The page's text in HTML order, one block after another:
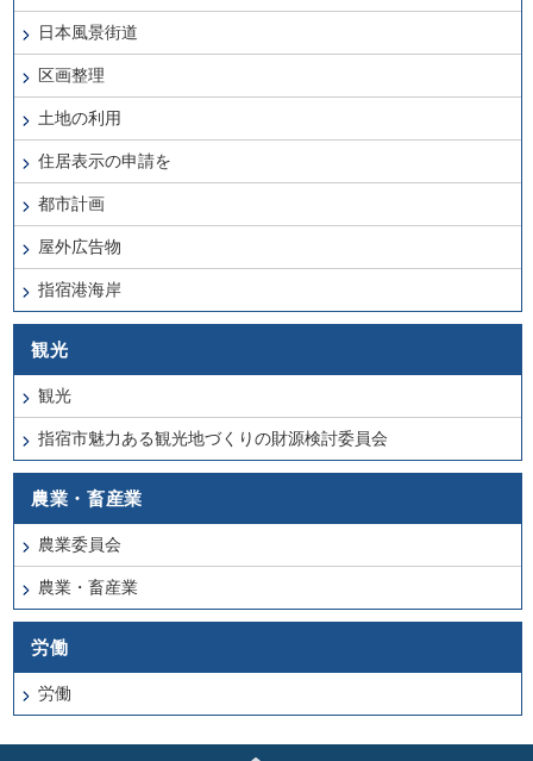
日本風景街道
区画整理
土地の利用
住居表示の申請を
都市計画
屋外広告物
指宿港海岸
観光
観光
指宿市魅力ある観光地づくりの財源検討委員会
農業・畜産業
農業委員会
農業・畜産業
労働
労働